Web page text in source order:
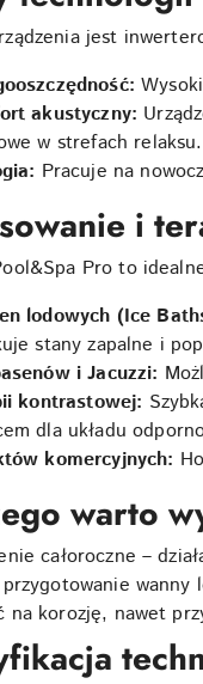
jest
akustyczny:
w strefach relaksu.
Pracuje na
i
Pro to
lodowych (Ice
stany zapalne i
i Jacuzzi:
kontrastowej:
dla układu
komercyjnych:
warto
całoroczne –
na korozję, nawet